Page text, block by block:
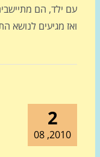
הם מתיישבים מולי,
מגיעים לנושא התזונה: